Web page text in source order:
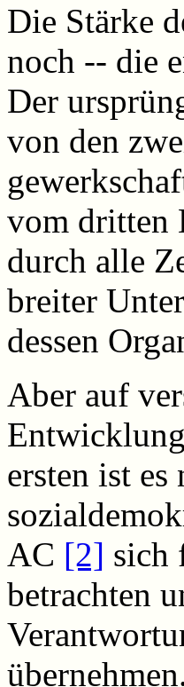
Die Stärke
noch -- die
Der
von den
vom dritten
durch alle
breiter
dessen
Aber auf
ersten ist
AC [2] sich
betrachten